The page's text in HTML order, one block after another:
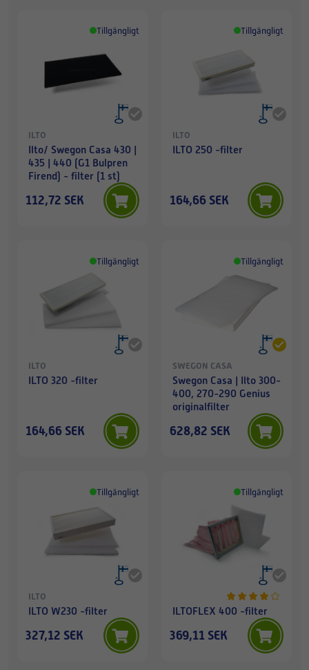
Tillgängligt
ILTO
Ilto/ Swegon Casa 430 |
435 | 440 (G1 Bulpren
Firend) - filter (1 st)
112,72 SEK
Tillgängligt
ILTO
ILTO 250 -filter
164,66 SEK
Tillgängligt
ILTO
ILTO 320 -filter
164,66 SEK
Tillgängligt
SWEGON CASA
Swegon Casa | Ilto 300-
400, 270-290 Genius
originalfilter
628,82 SEK
Tillgängligt
ILTO
ILTO W230 -filter
327,12 SEK
Tillgängligt
ILTOFLEX 400 -filter
369,11 SEK